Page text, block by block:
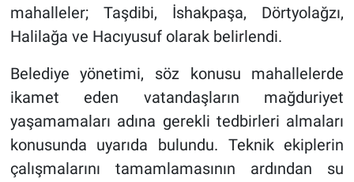
mahalleler; Taşdibi, İshakpaşa, Dörtyolağzı,
Halilağa ve Hacıyusuf olarak belirlendi.
Belediye yönetimi, söz konusu mahallelerde
ikamet eden vatandaşların mağduriyet
yaşamamaları adına gerekli tedbirleri almaları
konusunda uyarıda bulundu. Teknik ekiplerin
çalışmalarını tamamlamasının ardından su